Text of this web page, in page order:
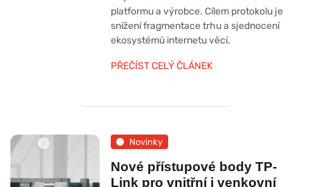
platformu a výrobce. Cílem protokolu je
snížení fragmentace trhu a sjednocení
ekosystémů internetu věcí.
PŘEČÍST CELÝ ČLÁNEK
Novinky
Nové přístupové body TP-
Link pro vnitřní i venkovní